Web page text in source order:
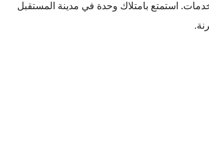
استمتع بامتلاك وحدة في مدينة المستقبل